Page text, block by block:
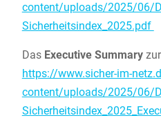
content/uploads/2025/06/
Sicherheitsindex_2025.pdf
Das Executive Summary
https://www.sicher-im-
content/uploads/2025/06/